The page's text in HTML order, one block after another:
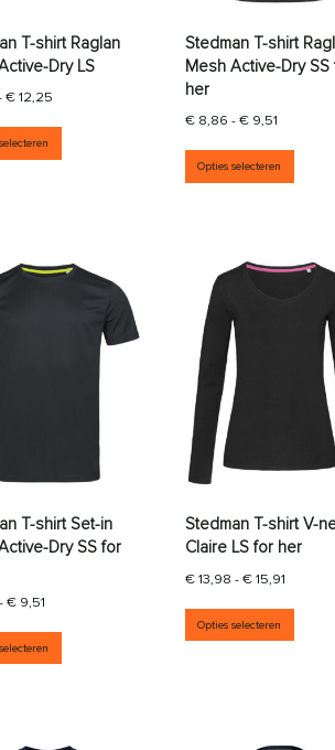
worden op de productpagina
variaties. Deze optie kan gekozen
T-shirt Raglan
Dry LS
€12,25Prijsklasse: € 11,87 tot € 12,25
Dit product heeft meerdere
Stedman T-shirt
Mesh Active-Dry SS
her
€8,86 - €9,51
Opties selecteren
Dit
worden op de productpagina
variaties. Deze optie kan gekozen
T-shirt Set-in
Dry SS for
-€9,51Prijsklasse: € 8,86 tot € 9,51
Dit product heeft meerdere
Stedman T-shirt V-
Claire LS for her
€13,98 - €15,91
Opties selecteren
Dit